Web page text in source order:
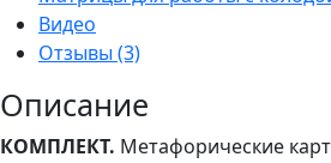
Видео
Отзывы (3)
Описание
КОМПЛЕКТ. Метафорические